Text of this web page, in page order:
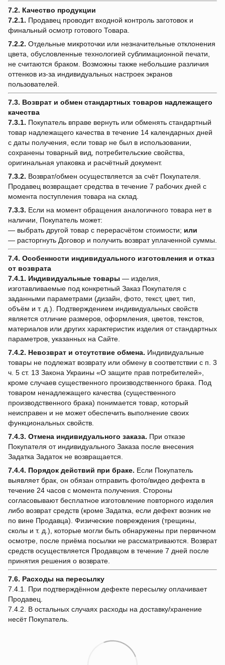
7.2. Качество продукции
7.2.1. Продавец проводит входной контроль заготовок и
финальный осмотр готового Товара.
7.2.2. Отдельные микроточки или незначительные отклонения
цвета, обусловленные технологией сублимационной печати,
не считаются браком. Возможны также небольшие различия
оттенков из-за индивидуальных настроек экранов
пользователей.
7.3. Возврат и обмен стандартных товаров надлежащего
качества
7.3.1. Покупатель вправе вернуть или обменять стандартный
товар надлежащего качества в течение 14 календарных дней
с даты получения, если товар не был в использовании,
сохранены товарный вид, потребительские свойства,
оригинальная упаковка и расчётный документ.
7.3.2. Возврат/обмен осуществляется за счёт Покупателя.
Продавец возвращает средства в течение 7 рабочих дней с
момента поступления товара на склад.
7.3.3. Если на момент обращения аналогичного товара нет в
наличии, Покупатель может:
— выбрать другой товар с перерасчётом стоимости; или
— расторгнуть Договор и получить возврат уплаченной суммы.
7.4. Особенности индивидуального изготовления и отказ
от возврата
7.4.1. Индивидуальные товары — изделия,
изготавливаемые под конкретный Заказ Покупателя с
заданными параметрами (дизайн, фото, текст, цвет, тип,
объём и т. д.). Подтверждением индивидуальных свойств
является отличие размеров, оформления, цветов, текстов,
материалов или других характеристик изделия от стандартных
параметров, указанных на Сайте.
7.4.2. Невозврат и отсутствие обмена. Индивидуальные
товары не подлежат возврату или обмену в соответствии с п. 3
ч. 5 ст. 13 Закона Украины «О защите прав потребителей»,
кроме случаев существенного производственного брака. Под
товаром ненадлежащего качества (существенного
производственного брака) понимается товар, который
неисправен и не может обеспечить выполнение своих
функциональных свойств.
7.4.3. Отмена индивидуального заказа. При отказе
Покупателя от индивидуального Заказа после внесения
Задатка Задаток не возвращается.
7.4.4. Порядок действий при браке. Если Покупатель
выявляет брак, он обязан отправить фото/видео дефекта в
течение 24 часов с момента получения. Стороны
согласовывают бесплатное изготовление повторного изделия
либо возврат средств (кроме Задатка, если дефект возник не
по вине Продавца). Физические повреждения (трещины,
сколы и т. д.), которые могли быть обнаружены при первичном
осмотре, после приёма посылки не рассматриваются. Возврат
средств осуществляется Продавцом в течение 7 дней после
принятия решения о возврате.
7.6. Расходы на пересылку
7.4.1. При подтверждённом дефекте пересылку оплачивает
Продавец.
7.4.2. В остальных случаях расходы на доставку/хранение
несёт Покупатель.